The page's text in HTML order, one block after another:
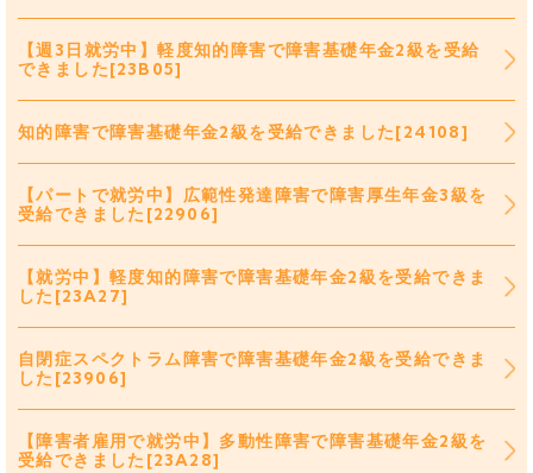
【週3日就労中】軽度知的障害で障害基礎年金2級を受給
できました[23B05]
知的障害で障害基礎年金2級を受給できました[24108]
【パートで就労中】広範性発達障害で障害厚生年金3級を
受給できました[22906]
【就労中】軽度知的障害で障害基礎年金2級を受給できま
した[23A27]
自閉症スペクトラム障害で障害基礎年金2級を受給できま
した[23906]
【障害者雇用で就労中】多動性障害で障害基礎年金2級を
受給できました[23A28]